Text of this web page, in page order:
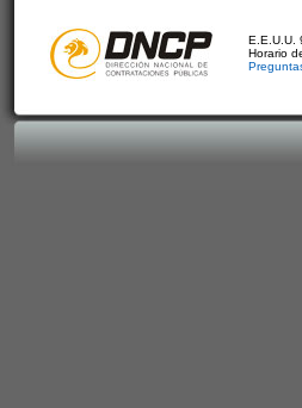
E.E.U.U.
Horario